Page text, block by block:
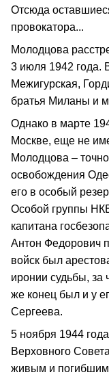
Отсюда
провокатора...
Молодцова
3 июля 1942 года.
Межигурская,
братья Миланы и
Однако в марте
Москве, еще не
Молодцова –
освобождения
его в особый
Особой группы
капитана
Антон Федорович
войск был
иронии судьбы, за
же конец был и у
Сергеева.
5 ноября 1944
Верховного
живым и погибшим